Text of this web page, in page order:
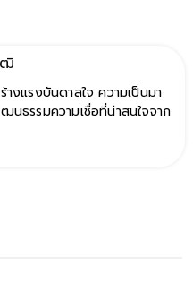
ฒิ​
างแรงบันดาลใจ ความเป็นมา
นธรรมความเชื่อที่น่าสนใจจาก